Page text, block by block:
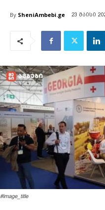
By SheniAmbebi.ge 23 მაისი
#image_title